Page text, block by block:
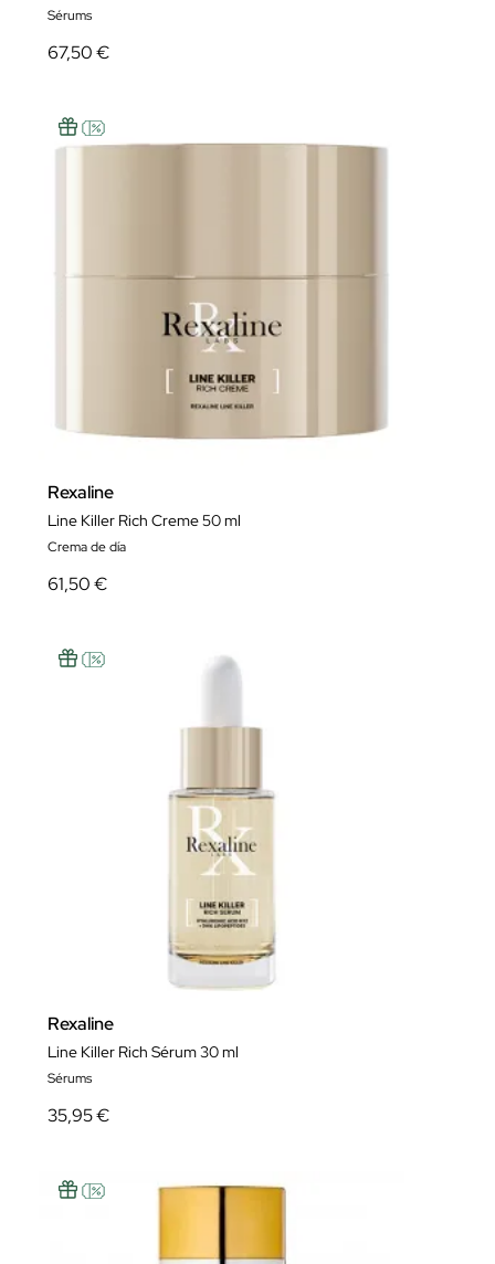
Sérums
67,50 €
Rexaline
Line Killer Rich Creme 50 ml
Crema de día
61,50 €
Rexaline
Line Killer Rich Sérum 30 ml
Sérums
35,95 €